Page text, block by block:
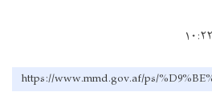
https://www.mmd.gov.af/ps/